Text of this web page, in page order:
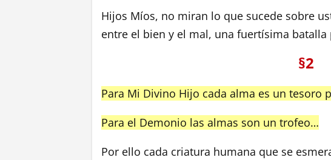
Hijos Míos, no miran lo que sucede sobre
entre el bien y el mal, una fuertísima batalla
§2
Para Mi Divino Hijo cada alma es un tesoro
Para el Demonio las almas son un trofeo…
Por ello cada criatura humana que se